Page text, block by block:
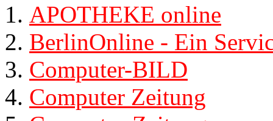
APOTHEKE online
BerlinOnline - Ein
Computer-BILD
Computer Zeitung